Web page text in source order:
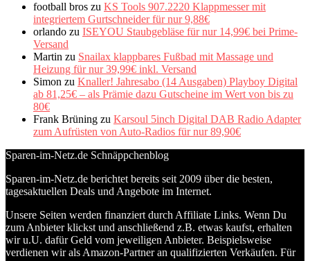
football bros zu KS Tools 907.2220 Klappmesser mit
integriertem Gurtschneider für nur 9,88€
orlando zu ISEYOU Staubgebläse für nur 14,99€ bei Prime-
Versand
Martin zu Snailax klappbares Fußbad mit Massage und
Heizung für nur 39,99€ inkl. Versand
Simon zu Knaller! Jahresabo (14 Ausgaben) Playboy Digital
ab 81,25€ – als Prämie dazu Gutscheine im Wert von bis zu
80€
Frank Brüning zu Karsoul 5inch Digital DAB Radio Adapter
zum Aufrüsten von Auto-Radios für nur 89,90€
Sparen-im-Netz.de Schnäppchenblog
Sparen-im-Netz.de berichtet bereits seit 2009 über die besten,
tagesaktuellen Deals und Angebote im Internet.
Unsere Seiten werden finanziert durch Affiliate Links. Wenn Du
zum Anbieter klickst und anschließend z.B. etwas kaufst, erhalten
wir u.U. dafür Geld vom jeweiligen Anbieter. Beispielsweise
verdienen wir als Amazon-Partner an qualifizierten Verkäufen. Für